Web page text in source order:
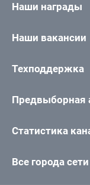
Наши награды
Наши вакансии
Техподдержка
Предвыборная
Статистика
Все города сети